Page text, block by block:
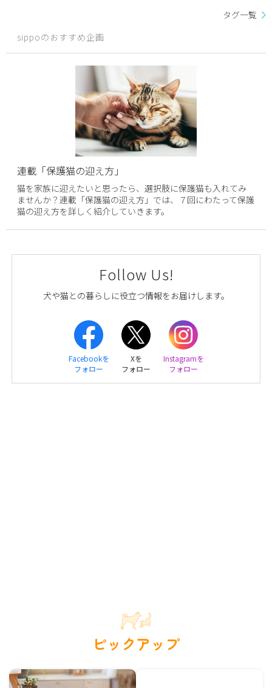
タグ一覧
sippoのおすすめ企画
連載「保護猫の迎え方」
猫を家族に迎えたいと思ったら、選択肢に保護猫も入れてみ
ませんか？連載「保護猫の迎え方」では、７回にわたって保護
猫の迎え方を詳しく紹介していきます。
Follow Us!
犬や猫との暮らしに役立つ情報をお届けします。
Facebookを
フォロー
Xを
フォロー
Instagramを
フォロー
ピックアップ